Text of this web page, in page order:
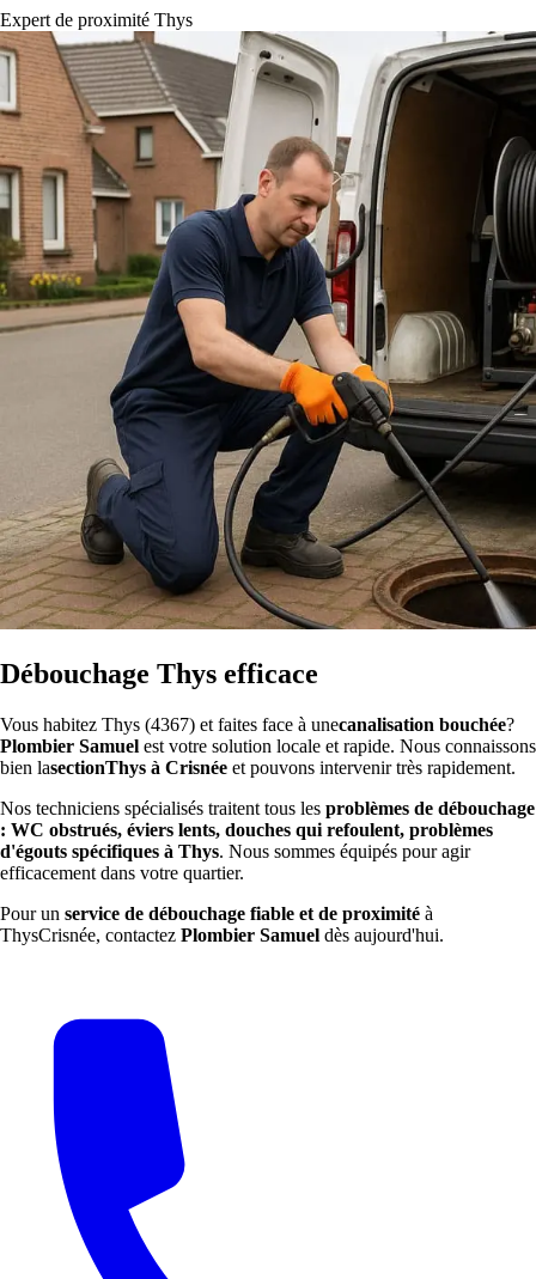
Expert de proximité Thys
Débouchage Thys efficace
Vous habitez Thys (4367) et faites face à unecanalisation bouchée?
Plombier Samuel est votre solution locale et rapide. Nous connaissons
bien lasectionThys à Crisnée et pouvons intervenir très rapidement.
Nos techniciens spécialisés traitent tous les problèmes de débouchage
: WC obstrués, éviers lents, douches qui refoulent, problèmes
d'égouts spécifiques à Thys. Nous sommes équipés pour agir
efficacement dans votre quartier.
Pour un service de débouchage fiable et de proximité à
ThysCrisnée, contactez Plombier Samuel dès aujourd'hui.